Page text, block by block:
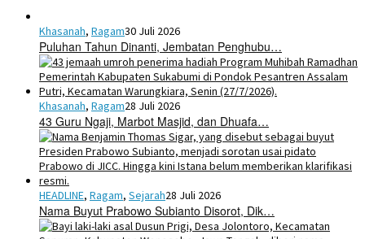
Khasanah, Ragam30 Juli 2026
Puluhan Tahun Dinanti, Jembatan Penghubu…
Khasanah, Ragam28 Juli 2026
43 Guru Ngaji, Marbot Masjid, dan Dhuafa…
HEADLINE, Ragam, Sejarah28 Juli 2026
Nama Buyut Prabowo Subianto Disorot, Dik…